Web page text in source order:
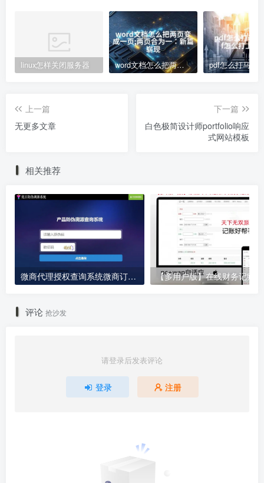
linux怎样关闭服务器 word文档怎么把两页变成一页;两页合为一：新篇崭现
上一篇
无更多文章
下一篇
白色极简设计师portfolio响应
式网站模板
相关推荐
微商代理授权查询系统微商订单管理二维码防伪溯源控价扫码发货网站一物一码
评论 抢沙发
请登录后发表评论
登录 注册